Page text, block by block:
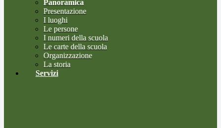
Panoramica
Presentazione
I luoghi
Le persone
I numeri della scuola
Le carte della scuola
Organizzazione
La storia
Servizi